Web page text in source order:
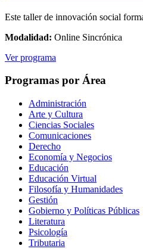
Este taller de innovación social
Modalidad: Online Sincrónica
Ver programa
Programas por Área
Administración
Arte y Cultura
Ciencias Sociales
Comunicaciones
Derecho
Economía y Negocios
Educación
Educación Virtual
Filosofía y Humanidades
Gestión
Gobierno y Políticas Públicas
Literatura
Psicología
Tributaria